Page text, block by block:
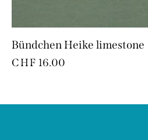
Bündchen Heike limestone
CHF 16.00